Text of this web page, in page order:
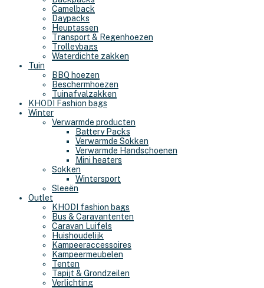
Camelback
Daypacks
Heuptassen
Transport & Regenhoezen
Trolleybags
Waterdichte zakken
Tuin
BBQ hoezen
Beschermhoezen
Tuinafvalzakken
KHODI Fashion bags
Winter
Verwarmde producten
Battery Packs
Verwarmde Sokken
Verwarmde Handschoenen
Mini heaters
Sokken
Wintersport
Sleeën
Outlet
KHODI fashion bags
Bus & Caravantenten
Caravan Luifels
Huishoudelijk
Kampeeraccessoires
Kampeermeubelen
Tenten
Tapijt & Grondzeilen
Verlichting